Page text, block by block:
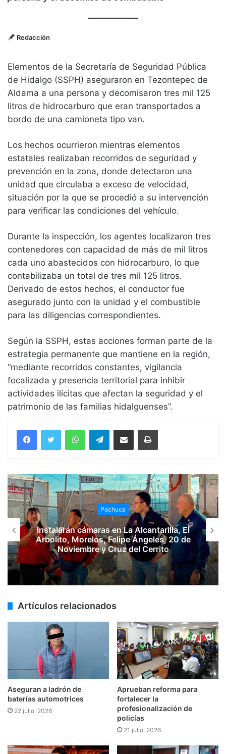
Redacción
Elementos de la Secretaría de Seguridad Pública
de Hidalgo (SSPH) aseguraron en Tezontepec de
Aldama a una persona y decomisaron tres mil 125
litros de hidrocarburo que eran transportados a
bordo de una camioneta tipo van.
Los hechos ocurrieron mientras elementos
estatales realizaban recorridos de seguridad y
prevención en la zona, donde detectaron una
unidad que circulaba a exceso de velocidad,
situación por la que se procedió a su intervención
para verificar las condiciones del vehículo.
Durante la inspección, los agentes localizaron tres
contenedores con capacidad de más de mil litros
cada uno abastecidos con hidrocarburo, lo que
contabilizaba un total de tres mil 125 litros.
Derivado de estos hechos, el conductor fue
asegurado junto con la unidad y el combustible
para las diligencias correspondientes.
Según la SSPH, estas acciones forman parte de la
estrategia permanente que mantiene en la región,
“mediante recorridos constantes, vigilancia
focalizada y presencia territorial para inhibir
actividades ilícitas que afectan la seguridad y el
patrimonio de las familias hidalguenses”.
WhatsAppTelegramCompartir vía email Imprimir
Pachuca
Instalarán cámaras en La Alcantarilla, El
Arbolito, Morelos, Felipe Ángeles, 20 de
Noviembre y Cruz del Cerrito
Artículos relacionados
Aseguran a ladrón de
baterías automotrices
22 julio, 2026
Aprueban reforma para
fortalecer la
profesionalización de
policías
21 julio, 2026